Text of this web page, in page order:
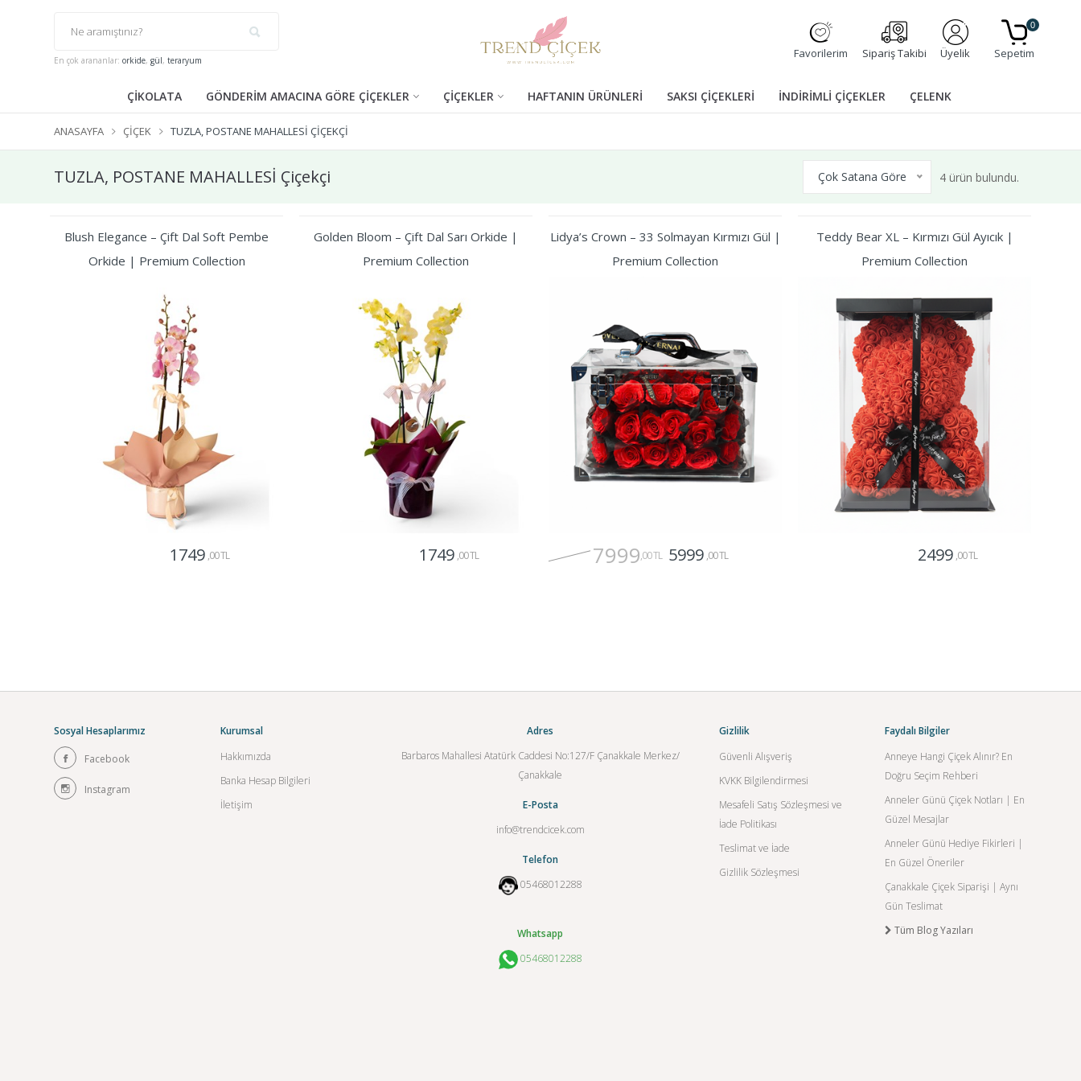
En çok arananlar: orkide, gül, teraryum Favorilerim Sipariş Takibi Üyelik Sepetim
0
ÇİKOLATA GÖNDERİM AMACINA GÖRE ÇİÇEKLER ÇİÇEKLER HAFTANIN ÜRÜNLERİ SAKSI ÇİÇEKLERİ İNDİRİMLİ ÇİÇEKLER ÇELENK
ANASAYFA ÇIÇEK TUZLA, POSTANE MAHALLESİ ÇIÇEKÇI
TUZLA, POSTANE MAHALLESİ Çiçekçi Çok Satana Göre 4 ürün bulundu.
Blush Elegance – Çift Dal Soft Pembe
Orkide | Premium Collection
1749 ,00 TL
Golden Bloom – Çift Dal Sarı Orkide |
Premium Collection
1749 ,00 TL
Lidya’s Crown – 33 Solmayan Kırmızı Gül |
Premium Collection
7999,00 TL 5999 ,00 TL
Teddy Bear XL – Kırmızı Gül Ayıcık |
Premium Collection
2499 ,00 TL
Sosyal Hesaplarımız
Facebook
Instagram
Kurumsal
Hakkımızda
Banka Hesap Bilgileri
İletişim
Adres
Barbaros Mahallesi Atatürk Caddesi No:127/F Çanakkale Merkez/
Çanakkale
E-Posta
info@trendcicek.com
Telefon
05468012288
Whatsapp
05468012288
Gizlilik
Güvenli Alışveriş
KVKK Bilgilendirmesi
Mesafeli Satış Sözleşmesi ve
İade Politikası
Teslimat ve İade
Gizlilik Sözleşmesi
Faydalı Bilgiler
Anneye Hangi Çiçek Alınır? En
Doğru Seçim Rehberi
Anneler Günü Çiçek Notları | En
Güzel Mesajlar
Anneler Günü Hediye Fikirleri |
En Güzel Öneriler
Çanakkale Çiçek Siparişi | Aynı
Gün Teslimat
Tüm Blog Yazıları